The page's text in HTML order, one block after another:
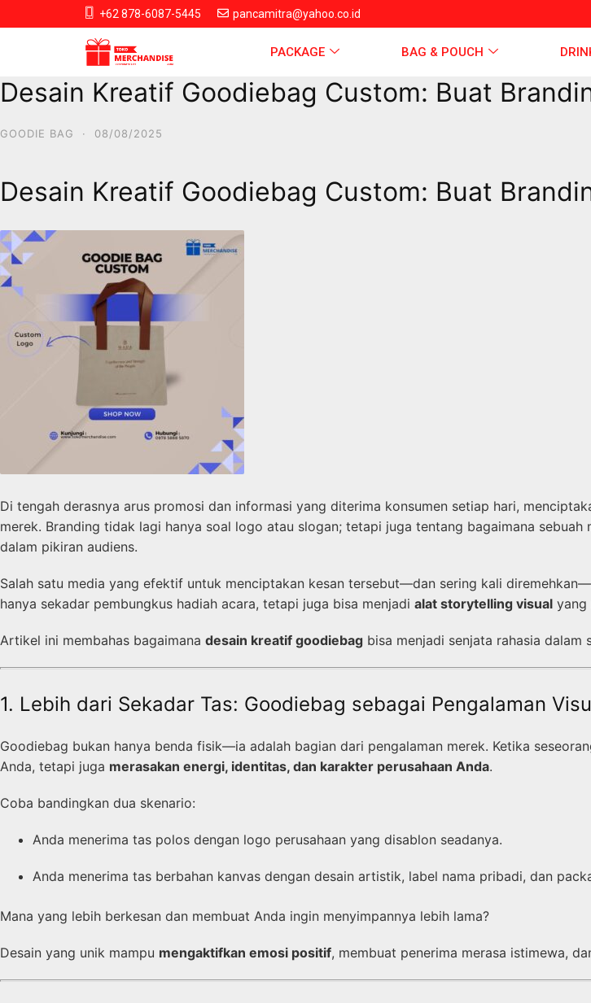
+62 878-6087-5445 pancamitra@yahoo.co.id
PACKAGE BAG & POUCH
Desain Kreatif Goodiebag Custom: Buat
GOODIE BAG · 08/08/2025
Desain Kreatif Goodiebag Custom: Buat
Di tengah derasnya arus promosi dan informasi yang diterima konsumen setiap hari,
merek. Branding tidak lagi hanya soal logo atau slogan; tetapi juga tentang bagaimana
dalam pikiran audiens.
Salah satu media yang efektif untuk menciptakan kesan tersebut—dan sering kali
hanya sekadar pembungkus hadiah acara, tetapi juga bisa menjadi alat storytelling visual yang
Artikel ini membahas bagaimana desain kreatif goodiebag bisa menjadi senjata rahasia dalam
1. Lebih dari Sekadar Tas: Goodiebag sebagai Pengalaman
Goodiebag bukan hanya benda fisik—ia adalah bagian dari pengalaman merek. Ketika
Anda, tetapi juga merasakan energi, identitas, dan karakter perusahaan Anda.
Coba bandingkan dua skenario:
Anda menerima tas polos dengan logo perusahaan yang disablon seadanya.
Anda menerima tas berbahan kanvas dengan desain artistik, label nama pribadi, dan
Mana yang lebih berkesan dan membuat Anda ingin menyimpannya lebih lama?
Desain yang unik mampu mengaktifkan emosi positif, membuat penerima merasa istimewa,